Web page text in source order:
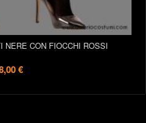
NERE CON FIOCCHI ROSSI
€